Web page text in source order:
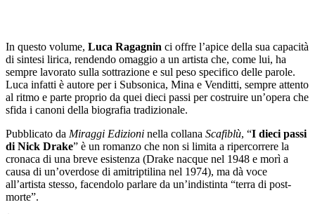
In questo volume, Luca Ragagnin ci offre l’apice della sua capacità
di sintesi lirica, rendendo omaggio a un artista che, come lui, ha
sempre lavorato sulla sottrazione e sul peso specifico delle parole.
Luca infatti è autore per i Subsonica, Mina e Venditti, sempre attento
al ritmo e parte proprio da quei dieci passi per costruire un’opera che
sfida i canoni della biografia tradizionale.
Pubblicato da Miraggi Edizioni nella collana Scafiblù, “I dieci passi
di Nick Drake” è un romanzo che non si limita a ripercorrere la
cronaca di una breve esistenza (Drake nacque nel 1948 e morì a
causa di un’overdose di amitriptilina nel 1974), ma dà voce
all’artista stesso, facendolo parlare da un’indistinta “terra di post-
morte”.